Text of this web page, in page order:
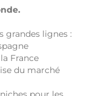
grandes lignes :
France
du marché